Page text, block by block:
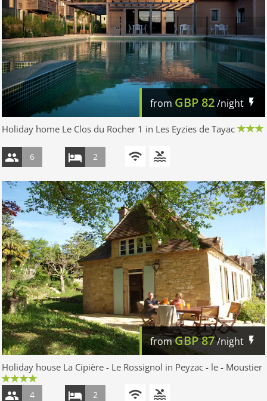
from GBP82/night
Holiday home Le Clos du Rocher 1 in Les Eyzies de Tayac
6 2
fromGBP87/night
Holiday house La Cipière - Le Rossignol in Peyzac - le - Moustier
4 2